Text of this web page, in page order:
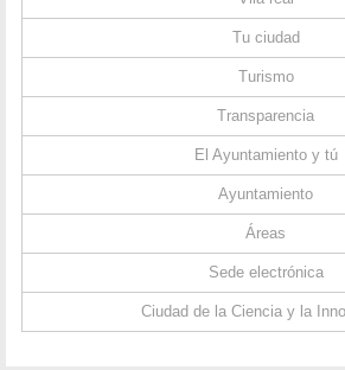
Tu ciudad
Turismo
Transparencia
El Ayuntamiento y tú
Ayuntamiento
Áreas
Sede electrónica
Ciudad de la Ciencia y la